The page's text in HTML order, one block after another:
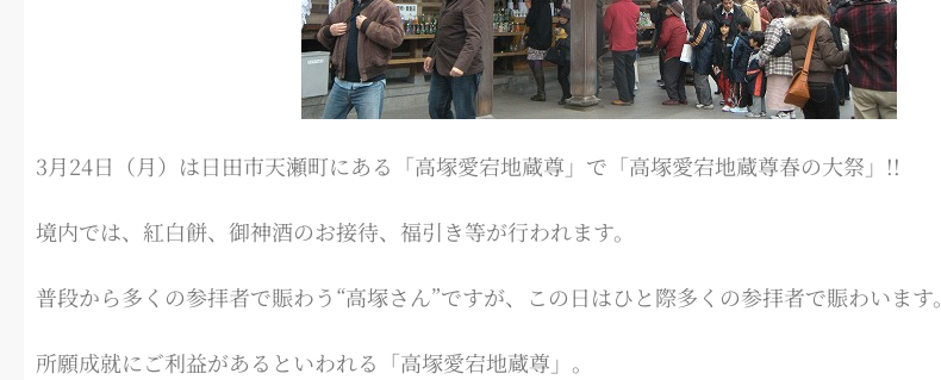
3月24日（月）は日田市天瀬町にある「高塚愛宕地蔵尊」で「高塚愛宕地蔵尊春の大祭」!!
境内では、紅白餅、御神酒のお接待、福引き等が行われます。
普段から多くの参拝者で賑わう“高塚さん”ですが、この日はひと際多くの参拝者で賑わいます。
所願成就にご利益があるといわれる「高塚愛宕地蔵尊」。